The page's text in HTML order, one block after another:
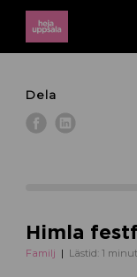
Dela
Himla
Familj Lästid: 1 minut